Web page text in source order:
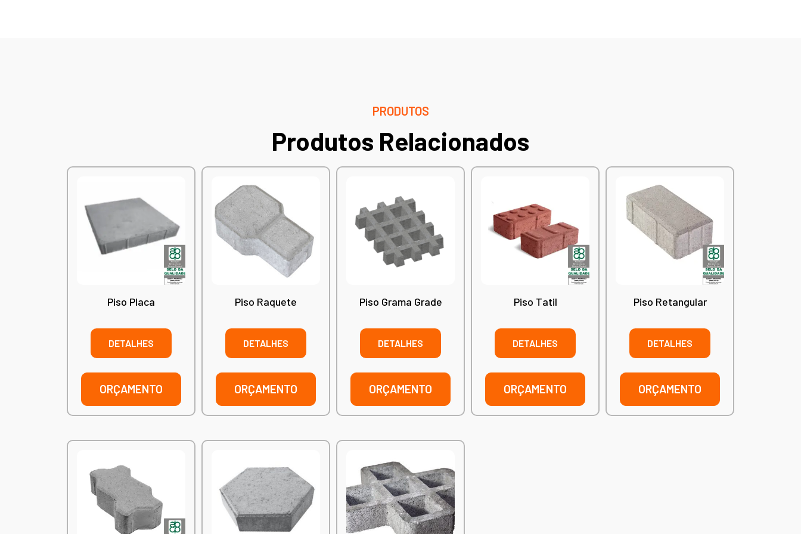
PRODUTOS
Produtos Relacionados
Piso Placa
DETALHES
ORÇAMENTO
Piso Raquete
DETALHES
ORÇAMENTO
Piso Grama Grade
DETALHES
ORÇAMENTO
Piso Tatil
DETALHES
ORÇAMENTO
Piso Retangular
DETALHES
ORÇAMENTO